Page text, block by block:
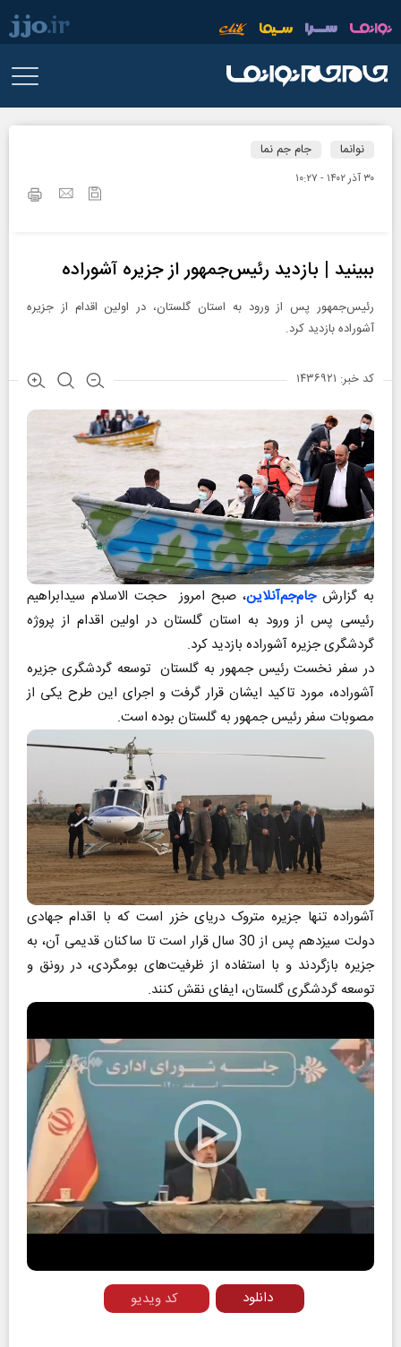
نوانما جام جم نما
۳۰ آذر ۱۴۰۲ - ۱۰:۲۷
ببینید | بازدید رئیس‌جمهور از جزیره آشوراده
رئیس‌جمهور پس از ورود به استان گلستان، در اولین اقدام از جزیره
آشوراده بازدید کرد.
کد خبر: ۱۴۳۶۹۲۱
به گزارشجام‌جم‌آنلاین، صبح امروز حجت الاسلام سیدابراهیم
رئیسی پس از ورود به استان گلستان در اولین اقدام از پروژه
گردشگری جزیره آشوراده بازدید کرد.
در سفر نخست رئیس جمهور به گلستان توسعه گردشگری جزیره
آشوراده، مورد تاکید ایشان قرار گرفت و اجرای این طرح یکی از
مصوبات سفر رئیس جمهور به گلستان بوده است.
آشوراده تنها جزیره متروک دریای خزر است که با اقدام جهادی
دولت سیزدهم پس از 30 سال قرار است تا ساکنان قدیمی آن، به
جزیره بازگردند و با استفاده از ظرفیت‌های بومگردی، در رونق و
توسعه گردشگری گلستان، ایفای نقش کنند.
Play
Video
کد ویدیو دانلود